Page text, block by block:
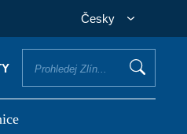
Česky